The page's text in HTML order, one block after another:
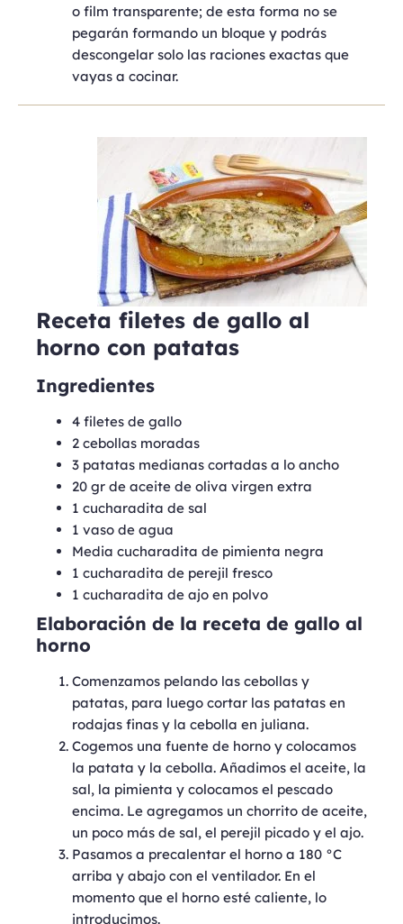
o film transparente; de esta forma no se
pegarán formando un bloque y podrás
descongelar solo las raciones exactas que
vayas a cocinar.
Receta filetes de gallo al
horno con patatas
Ingredientes
4 filetes de gallo
2 cebollas moradas
3 patatas medianas cortadas a lo ancho
20 gr de aceite de oliva virgen extra
1 cucharadita de sal
1 vaso de agua
Media cucharadita de pimienta negra
1 cucharadita de perejil fresco
1 cucharadita de ajo en polvo
Elaboración de la receta de gallo al
horno
Comenzamos pelando las cebollas y
patatas, para luego cortar las patatas en
rodajas finas y la cebolla en juliana.
Cogemos una fuente de horno y colocamos
la patata y la cebolla. Añadimos el aceite, la
sal, la pimienta y colocamos el pescado
encima. Le agregamos un chorrito de aceite,
un poco más de sal, el perejil picado y el ajo.
Pasamos a precalentar el horno a 180 °C
arriba y abajo con el ventilador. En el
momento que el horno esté caliente, lo
introducimos.